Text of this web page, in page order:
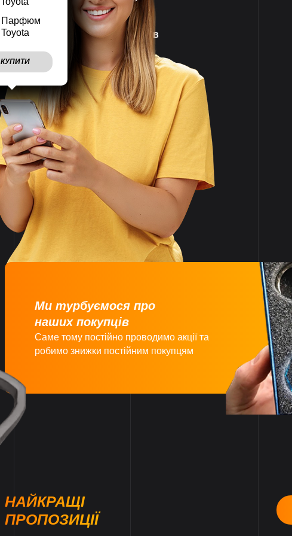
Парфюм
Toyota
КУПИТИ
Наш магазин працює7 днів
Враховуємопобажання
клієнтів
Швидковідправляємо
замовлення
Великий асортимент
товарів
Ми турбуємося про
наших покупців
Саме тому постійно проводимо акції та
робимо знижки постійним покупцям
НАЙКРАЩІ
ПРОПОЗИЦІЇ